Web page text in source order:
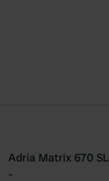
Adria Matrix 670 SL
-